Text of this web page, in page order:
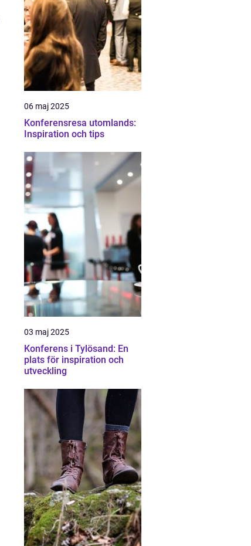
06 maj 2025
Konferensresa utomlands:
Inspiration och tips
03 maj 2025
Konferens i Tylösand: En
plats för inspiration och
utveckling